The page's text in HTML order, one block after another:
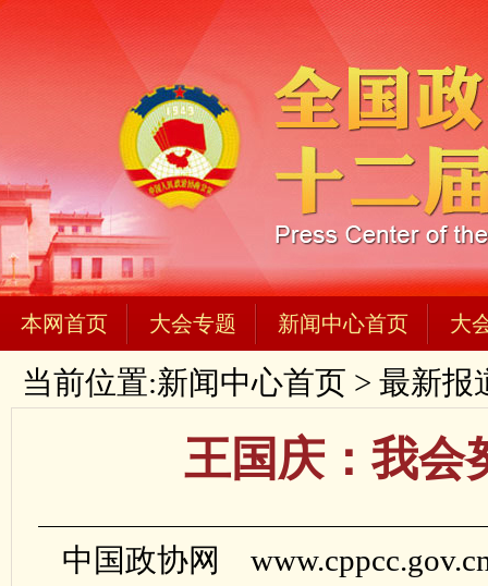
本网首页 大会专题 新闻中心首页 大
当前位置:新闻中心首页 > 最新报
王国庆：我会
中国政协网